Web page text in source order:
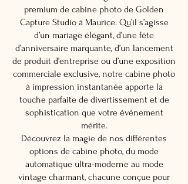
premium de cabine photo de Golden
Capture Studio à Maurice. Qu’il s’agisse
d’un mariage élégant, d’une fête
d’anniversaire marquante, d’un lancement
de produit d’entreprise ou d’une exposition
commerciale exclusive, notre cabine photo
à impression instantanée apporte la
touche parfaite de divertissement et de
sophistication que votre événement
mérite.
Découvrez la magie de nos différentes
options de cabine photo, du mode
automatique ultra-moderne au mode
vintage charmant, chacune conçue pour